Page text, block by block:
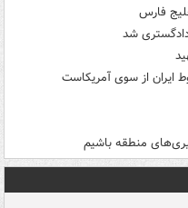
شد
ایران از سوی آمریکاست
منطقه باشیم